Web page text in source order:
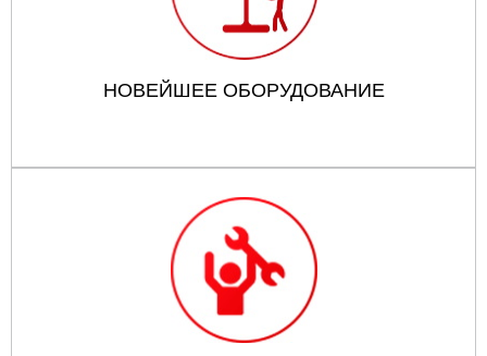
НОВЕЙШЕЕ ОБОРУДОВАНИЕ